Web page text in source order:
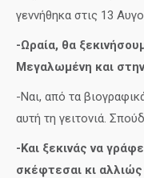
γεννήθηκα στις 13
-Ωραία, θα
Μεγαλωμένη και
-Ναι, από τα
αυτή τη γειτονιά.
-Και ξεκινάς να
σκέφτεσαι κι